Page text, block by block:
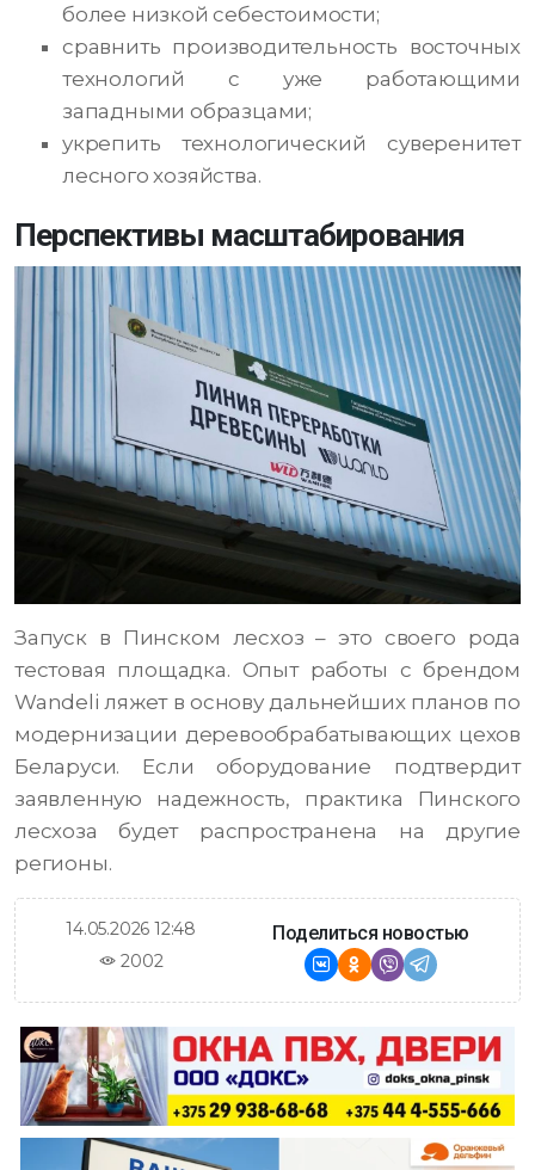
более низкой себестоимости;
сравнить производительность восточных
технологий с уже работающими
западными образцами;
укрепить технологический суверенитет
лесного хозяйства.
Перспективы масштабирования
Запуск в Пинском лесхоз – это своего рода
тестовая площадка. Опыт работы с брендом
Wandeli ляжет в основу дальнейших планов по
модернизации деревообрабатывающих цехов
Беларуси. Если оборудование подтвердит
заявленную надежность, практика Пинского
лесхоза будет распространена на другие
регионы.
14.05.2026 12:48
2002
Поделиться новостью